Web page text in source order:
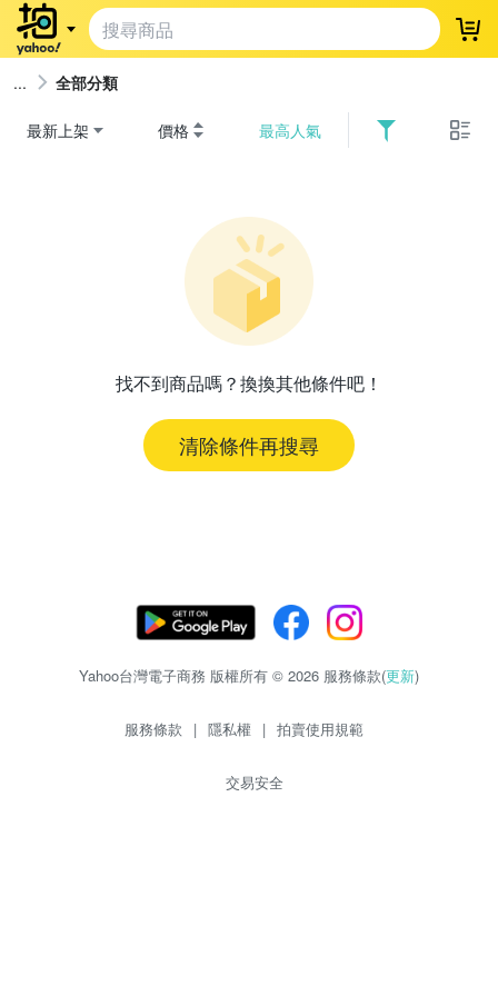
登
全部分類
最新上架 價格 最高人氣
找不到商品嗎？換換其他條件吧！
清除條件再搜尋
Yahoo台灣電子商務 版權所有 © 2026 服務條款(更新)
服務條款 | 隱私權 | 拍賣使用規範
交易安全